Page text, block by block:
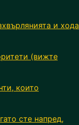
и хода
(вижте
които
сте напред,